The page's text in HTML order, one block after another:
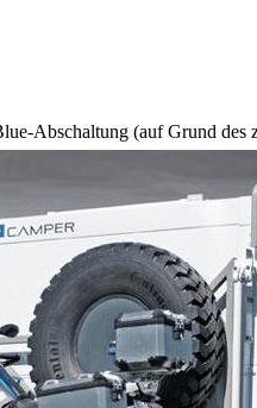
Abschaltung (auf Grund